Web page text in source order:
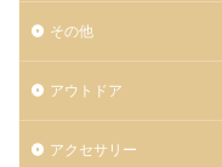
その他
アウトドア
アクセサリー